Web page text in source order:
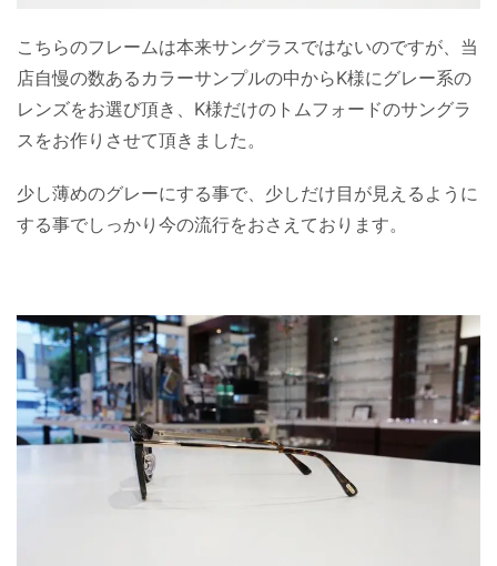
こちらのフレームは本来サングラスではないのですが、当
店自慢の数あるカラーサンプルの中からK様にグレー系の
レンズをお選び頂き、K様だけのトムフォードのサングラ
スをお作りさせて頂きました。
少し薄めのグレーにする事で、少しだけ目が見えるように
する事でしっかり今の流行をおさえております。